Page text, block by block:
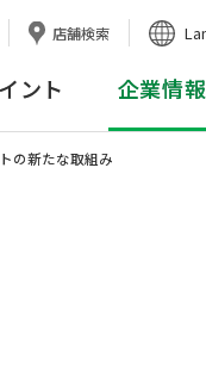
店舗検索
ント 企業情報
の新たな取組み